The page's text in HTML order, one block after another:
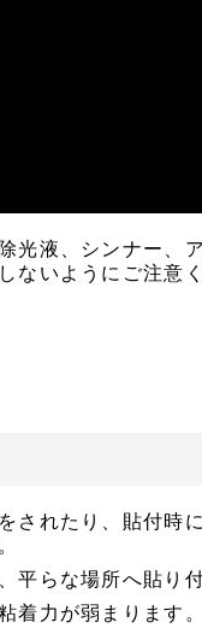
光液、シンナー、
ないようにご注意
されたり、貼付時
平らな場所へ貼り
着力が弱まります